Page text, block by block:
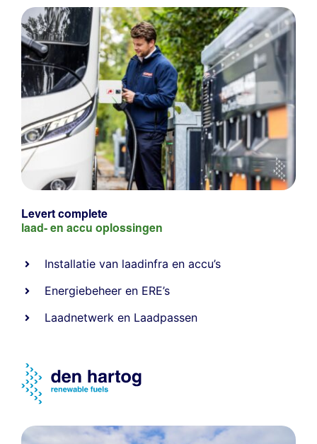
Levert complete
laad- en accu oplossingen
Installatie van laadinfra en accu’s
Energiebeheer en ERE’s
Laadnetwerk en Laadpassen